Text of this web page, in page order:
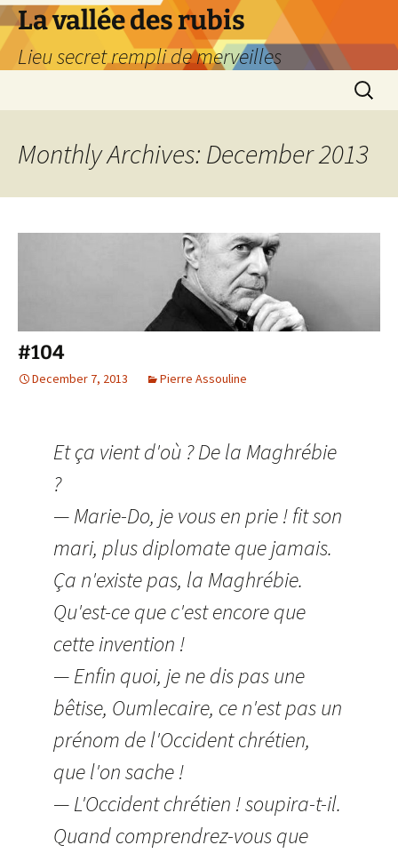
La vallée des rubis
Lieu secret rempli de merveilles
Search
for:
Monthly Archives: December 2013
#104
December 7, 2013 Pierre Assouline
Et ça vient d'où ? De la Maghrébie
?
— Marie-Do, je vous en prie ! fit son
mari, plus diplomate que jamais.
Ça n'existe pas, la Maghrébie.
Qu'est-ce que c'est encore que
cette invention !
— Enfin quoi, je ne dis pas une
bêtise, Oumlecaire, ce n'est pas un
prénom de l'Occident chrétien,
que l'on sache !
— L'Occident chrétien ! soupira-t-il.
Quand comprendrez-vous que